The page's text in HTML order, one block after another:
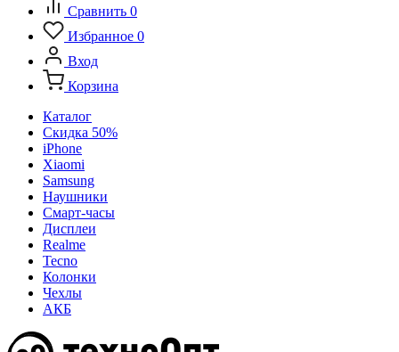
Сравнить 0
Избранное 0
Вход
Корзина
Каталог
Скидка 50%
iPhone
Xiaomi
Samsung
Наушники
Смарт-часы
Дисплеи
Realme
Tecno
Колонки
Чехлы
АКБ